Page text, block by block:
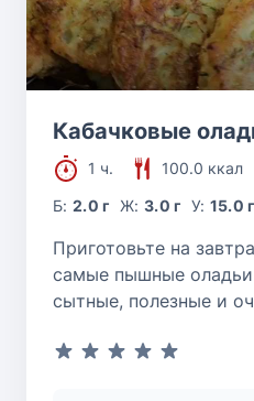
Кабачковые
1 ч.
100.0 ккал
Б:2.0 г Ж: 3.0 г У: 15.0 г
Приготовьте на
самые пышные оладьи
сытные, полезные и